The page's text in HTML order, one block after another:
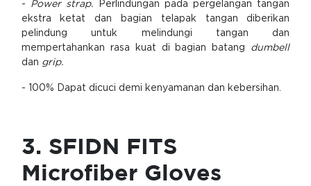
- Power strap.
Perlindungan pada pergelangan tangan
ekstra ketat dan bagian telapak tangan diberikan
pelindung untuk melindungi tangan dan
mempertahankan rasa kuat di bagian batang dumbell
dan grip.
- 100% Dapat dicuci demi kenyamanan dan kebersihan.
3. SFIDN FITS
Microfiber Gloves